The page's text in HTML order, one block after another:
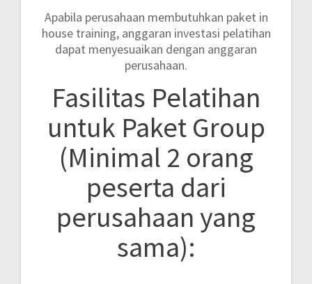
Apabila perusahaan membutuhkan paket in
house training, anggaran investasi pelatihan
dapat menyesuaikan dengan anggaran
perusahaan.
Fasilitas Pelatihan
untuk Paket Group
(Minimal 2 orang
peserta dari
perusahaan yang
sama):